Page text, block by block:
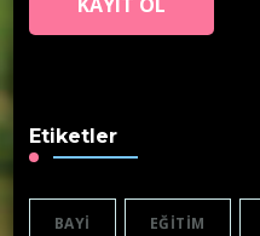
Etiketler
BAYI EĞITIM